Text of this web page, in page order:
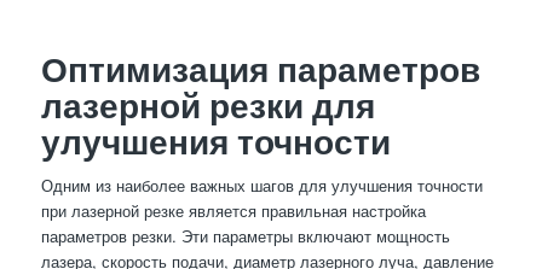
Оптимизация параметров
лазерной резки для
улучшения точности
Одним из наиболее важных шагов для улучшения точности
при лазерной резке является правильная настройка
параметров резки. Эти параметры включают мощность
лазера, скорость подачи, диаметр лазерного луча, давление